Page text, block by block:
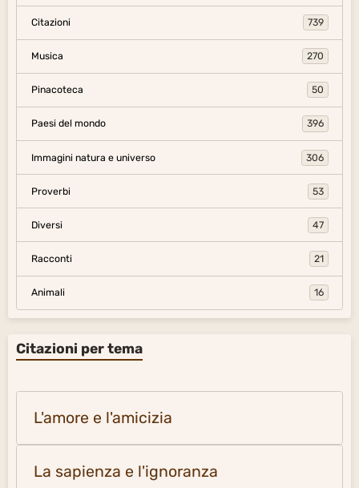
Citazioni 739
Musica 270
Pinacoteca 50
Paesi del mondo 396
Immagini natura e universo 306
Proverbi 53
Diversi 47
Racconti 21
Animali 16
Citazioni per tema
L'amore e l'amicizia
La sapienza e l'ignoranza